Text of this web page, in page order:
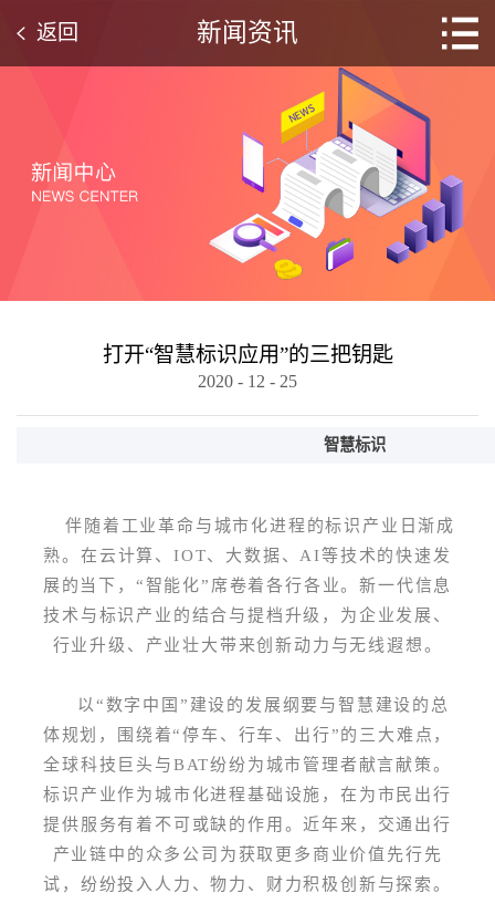
新闻资讯
返回
打开“智慧标识应用”的三把钥匙
2020 - 12 - 25
智慧标识
伴随着工业革命与城市化进程的标识产业日渐成
熟。在云计算、IOT、大数据、AI等技术的快速发
展的当下，“智能化”席卷着各行各业。新一代信息
技术与标识产业的结合与提档升级，为企业发展、
行业升级、产业壮大带来创新动力与无线遐想。
以“数字中国”建设的发展纲要与智慧建设的总
体规划，围绕着“停车、行车、出行”的三大难点，
全球科技巨头与BAT纷纷为城市管理者献言献策。
标识产业作为城市化进程基础设施，在为市民出行
提供服务有着不可或缺的作用。近年来，交通出行
产业链中的众多公司为获取更多商业价值先行先
试，纷纷投入人力、物力、财力积极创新与探索。